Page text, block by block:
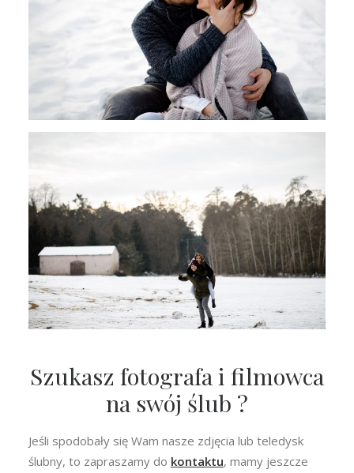
Szukasz fotografa i filmowca
na swój ślub ?
Jeśli spodobały się Wam nasze zdjęcia lub teledysk
ślubny, to zapraszamy do kontaktu, mamy jeszcze